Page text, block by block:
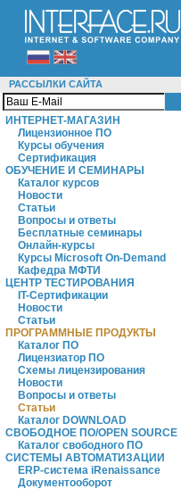
РАССЫЛКИ САЙТА
ИНТЕРНЕТ-МАГАЗИН
Лицензионное ПО
Курсы обучения
Сертификация
ОБУЧЕНИЕ И СЕМИНАРЫ
Каталог курсов
Новости
Статьи
Вопросы и ответы
Бесплатные семинары
Онлайн-курсы
Курсы Microsoft On-Demand
Кафедра МФТИ
ЦЕНТР ТЕСТИРОВАНИЯ
IT-Сертификации
Новости
Статьи
ПРОГРАММНЫЕ ПРОДУКТЫ
Каталог ПО
Лицензиатор ПО
Схемы лицензирования
Новости
Вопросы и ответы
Статьи
Каталог DOWNLOAD
СВОБОДНОЕ ПО/OPEN SOURCE
Каталог свободного ПО
СИСТЕМЫ АВТОМАТИЗАЦИИ
ERP-система iRenaissance
Документооборот